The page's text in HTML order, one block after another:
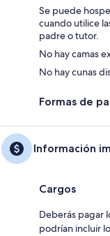
Se puede
cuando utilice
padre o tutor.
No hay camas
No hay cunas
Formas de
Información
Cargos
Deberás pagar
podrían incluir